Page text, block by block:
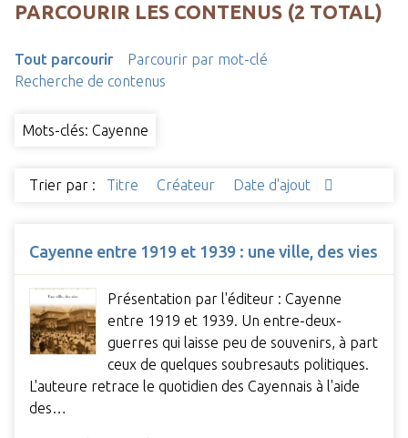
PARCOURIR LES CONTENUS (2 TOTAL)
Tout parcourir
Parcourir par mot-clé
Recherche de contenus
Mots-clés: Cayenne
Trier par : Titre Créateur Date d'ajout
Cayenne entre 1919 et 1939 : une ville, des vies
Présentation par l'éditeur : Cayenne
entre 1919 et 1939. Un entre-deux-
guerres qui laisse peu de souvenirs, à part
ceux de quelques soubresauts politiques.
L'auteure retrace le quotidien des Cayennais à l'aide
des…